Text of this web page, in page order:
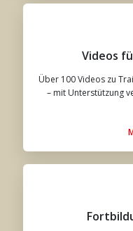
Videos
Über 100 Videos zu
– mit Unterstützung